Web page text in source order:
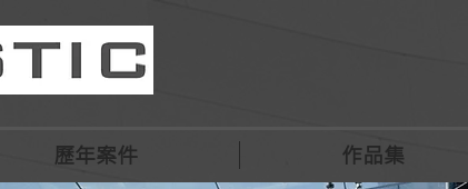
歷年案件 作品集